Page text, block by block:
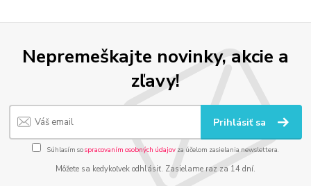
Nepremeškajte novinky, akcie a
zľavy!
Prihlásiť sa
Súhlasím sospracovaním osobných údajov za účelom zasielania newslettera.
Môžete sa kedykoľvek odhlásiť. Zasielame raz za 14 dní.